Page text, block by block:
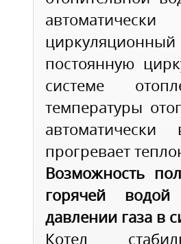
постоянную
системе
температуры
прогревает
Возможность
горячей
давлении газа в
Котел